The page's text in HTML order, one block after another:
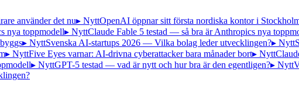
använder det nu▸ NyttOpenAI öppnar sitt första nordiska kontor i
nya toppmodell▸ NyttClaude Fable 5 testad — så bra är Anthropics nya
▸ NyttSvenska AI-startups 2026 — Vilka bolag leder utvecklingen?▸ Nytt
▸ NyttFive Eyes varnar: AI-drivna cyberattacker bara månader bort▸ Nytt
▸ NyttGPT-5 testad — vad är nytt och hur bra är den egentligen?▸ Nytt